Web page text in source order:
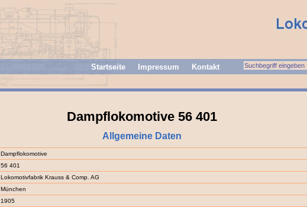
Startseite Impressum Kontakt
Dampflokomotive 56 401
Allgemeine Daten
Dampflokomotive
56 401
Lokomotivfabrik Krauss & Comp. AG
München
1905